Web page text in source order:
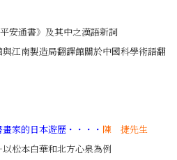
安通書》及其中之漢語新詞
江南製造局翻譯館關於中國科學術語翻
家的日本遊歷 ・・・・ 陳 捷先生
松本白華和北方心泉為例